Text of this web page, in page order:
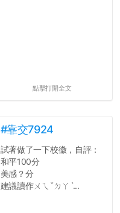
點擊打開全文
#靠交7924
試著做了一下校徽，自評：
和平100分
美感？分
建議讀作ㄨㄟˇㄉㄚˋ...